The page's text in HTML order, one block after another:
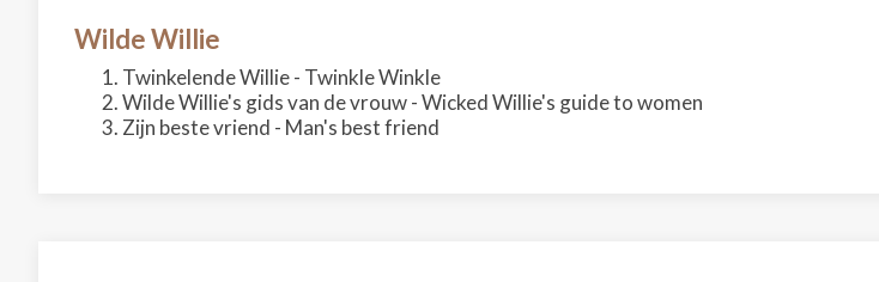
Wilde Willie
Twinkelende Willie - Twinkle Winkle
Wilde Willie's gids van de vrouw - Wicked Willie's guide to women
Zijn beste vriend - Man's best friend